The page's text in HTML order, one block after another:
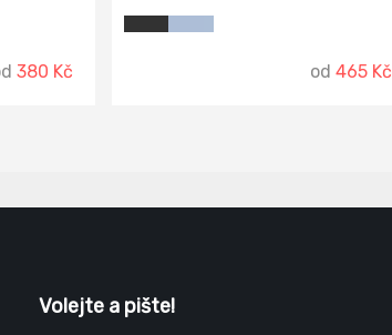
barvě
380 Kč
rukávy s kulatou manžetou na 1
knoflíček, knoflíčky v barvě materiálu.
od465 Kč
Volejte a pište!